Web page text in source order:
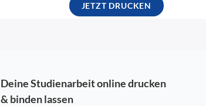
JETZT DRUCKEN
Deine Studienarbeit online drucken
& binden lassen